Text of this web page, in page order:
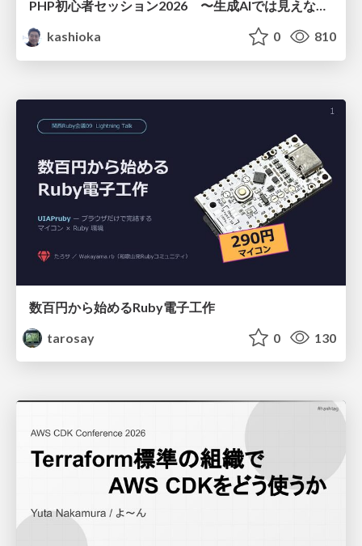
PHP初心者セッション2026 〜生成AIでは見えない裏側を知る：今だからLAMPを通して仕組みを学ぶ〜
kashioka
0 810
数百円から始めるRuby電子工作
tarosay
0 130